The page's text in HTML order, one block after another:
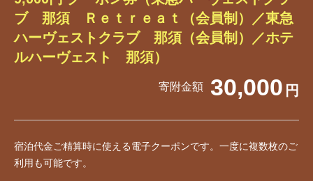
ブ 那須 Ｒｅｔｒｅａｔ（会員制）／東急
ハーヴェストクラブ 那須（会員制）／ホテ
ルハーヴェスト 那須）
寄附金額 30,000 円
宿泊代金ご精算時に使える電子クーポンです。一度に複数枚のご
利用も可能です。